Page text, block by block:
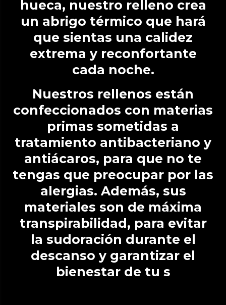
hueca, nuestro relleno crea
un abrigo térmico que hará
que sientas una calidez
extrema y reconfortante
cada noche.
Nuestros rellenos están
confeccionados con materias
primas sometidas a
tratamiento antibacteriano y
antiácaros, para que no te
tengas que preocupar por las
alergias. Además, sus
materiales son de máxima
transpirabilidad, para evitar
la sudoración durante el
descanso y garantizar el
bienestar de tu s